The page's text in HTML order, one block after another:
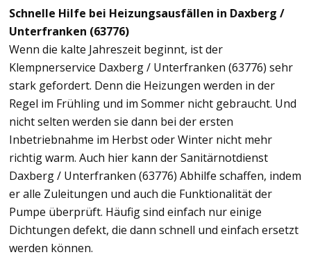
Schnelle Hilfe bei Heizungsausfällen in Daxberg /
Unterfranken (63776)
Wenn die kalte Jahreszeit beginnt, ist der
Klempnerservice Daxberg / Unterfranken (63776) sehr
stark gefordert. Denn die Heizungen werden in der
Regel im Frühling und im Sommer nicht gebraucht. Und
nicht selten werden sie dann bei der ersten
Inbetriebnahme im Herbst oder Winter nicht mehr
richtig warm. Auch hier kann der Sanitärnotdienst
Daxberg / Unterfranken (63776) Abhilfe schaffen, indem
er alle Zuleitungen und auch die Funktionalität der
Pumpe überprüft. Häufig sind einfach nur einige
Dichtungen defekt, die dann schnell und einfach ersetzt
werden können.